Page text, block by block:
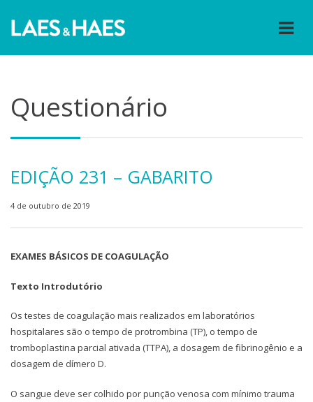
Questionário
EDIÇÃO 231 – GABARITO
4 de outubro de 2019
EXAMES BÁSICOS DE COAGULAÇÃO
Texto Introdutório
Os testes de coagulação mais realizados em laboratórios
hospitalares são o tempo de protrombina (TP), o tempo de
tromboplastina parcial ativada (TTPA), a dosagem de fibrinogênio e a
dosagem de dímero D.
O sangue deve ser colhido por punção venosa com mínimo trauma